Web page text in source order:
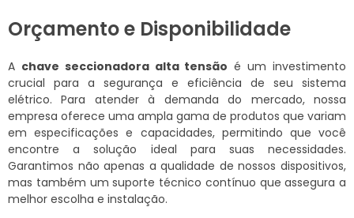
Orçamento e Disponibilidade
A chave seccionadora alta tensão é um investimento
crucial para a segurança e eficiência de seu sistema
elétrico. Para atender à demanda do mercado, nossa
empresa oferece uma ampla gama de produtos que variam
em especificações e capacidades, permitindo que você
encontre a solução ideal para suas necessidades.
Garantimos não apenas a qualidade de nossos dispositivos,
mas também um suporte técnico contínuo que assegura a
melhor escolha e instalação.